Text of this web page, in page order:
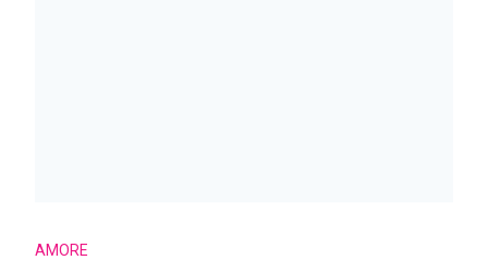
AMORE